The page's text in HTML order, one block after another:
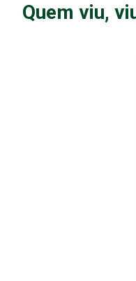
Quem viu,